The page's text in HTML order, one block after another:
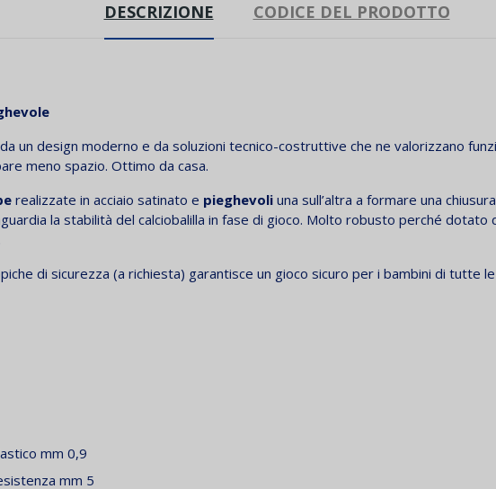
DESCRIZIONE CODICE DEL PRODOTTO
un design moderno e da soluzioni tecnico-costruttive che ne valorizzano
meno spazio. Ottimo da casa.
realizzate in acciaio satinato e pieghevoli una sull’altra a formare una
la stabilità del calciobalilla in fase di gioco. Molto robusto perché dotato
di sicurezza (a richiesta) garantisce un gioco sicuro per i bambini di tutte
mm 0,9
mm 5